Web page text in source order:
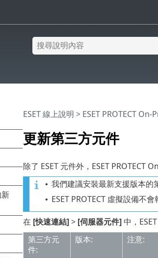
更新第三方元件
ESET 線上說明 > ESET PROTECT On-
除了 ESET 元件外，ESET PROTECT
• 我們建議安裝最新支援版本的
• ESET PROTECT 虛擬設備不
在 [快速連結]> [伺服器元件]中，
第三方元
件:
版本: 注意: